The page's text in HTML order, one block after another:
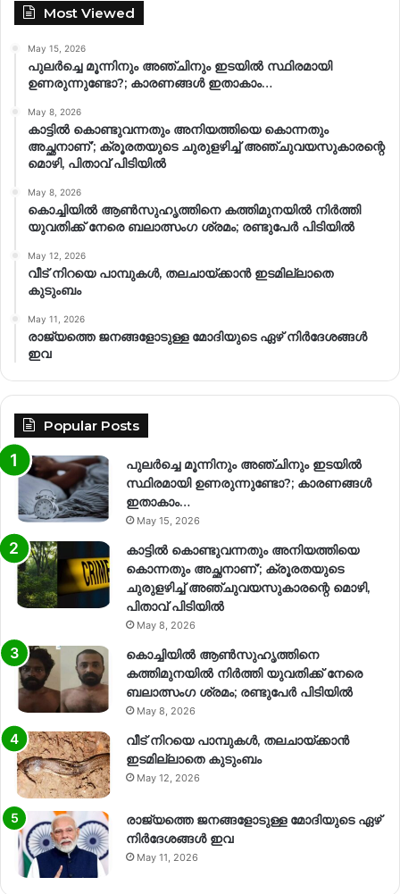
Most Viewed
May 15, 2026
പുലർച്ചെ മൂന്നിനും അഞ്ചിനും ഇടയിൽ സ്ഥിരമായി
ഉണരുന്നുണ്ടോ?; കാരണങ്ങള്‍ ഇതാകാം…
May 8, 2026
കാട്ടിൽ കൊണ്ടുവന്നതും അനിയത്തിയെ കൊന്നതും
അച്ഛനാണ്’; ക്രൂരതയുടെ ചുരുളഴിച്ച് അഞ്ചുവയസുകാരന്റെ
മൊഴി, പിതാവ് പിടിയിൽ
May 8, 2026
കൊച്ചിയിൽ ആൺസുഹൃത്തിനെ കത്തിമുനയിൽ നിർത്തി
യുവതിക്ക് നേരെ ബലാത്സംഗ​ ശ്രമം; രണ്ടുപേർ പിടിയിൽ
May 12, 2026
വീട് നിറയെ പാമ്പുകൾ, തലചായ്ക്കാൻ ഇടമില്ലാതെ
കുടുംബം
May 11, 2026
രാജ്യത്തെ ജനങ്ങളോടുള്ള മോദിയുടെ ഏഴ് നിര്‍ദേശങ്ങള്‍
ഇവ
Popular Posts
പുലർച്ചെ മൂന്നിനും അഞ്ചിനും ഇടയിൽ
സ്ഥിരമായി ഉണരുന്നുണ്ടോ?; കാരണങ്ങള്‍
ഇതാകാം…
May 15, 2026
കാട്ടിൽ കൊണ്ടുവന്നതും അനിയത്തിയെ
കൊന്നതും അച്ഛനാണ്’; ക്രൂരതയുടെ
ചുരുളഴിച്ച് അഞ്ചുവയസുകാരന്റെ മൊഴി,
പിതാവ് പിടിയിൽ
May 8, 2026
കൊച്ചിയിൽ ആൺസുഹൃത്തിനെ
കത്തിമുനയിൽ നിർത്തി യുവതിക്ക് നേരെ
ബലാത്സംഗ​ ശ്രമം; രണ്ടുപേർ പിടിയിൽ
May 8, 2026
വീട് നിറയെ പാമ്പുകൾ, തലചായ്ക്കാൻ
ഇടമില്ലാതെ കുടുംബം
May 12, 2026
രാജ്യത്തെ ജനങ്ങളോടുള്ള മോദിയുടെ ഏഴ്
നിര്‍ദേശങ്ങള്‍ ഇവ
May 11, 2026